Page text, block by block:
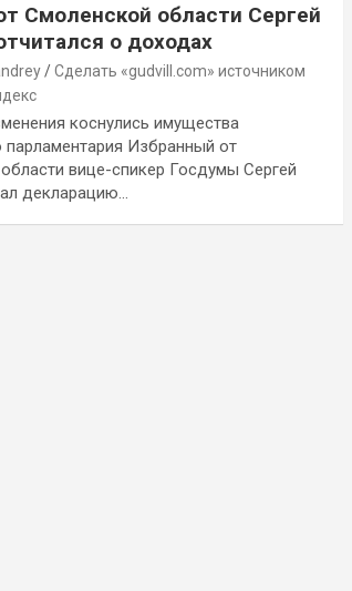
Смоленской области Сергей
о доходах
Сделать «gudvill.com» источником
коснулись имущества
парламентария Избранный от
вице-спикер Госдумы Сергей
декларацию…